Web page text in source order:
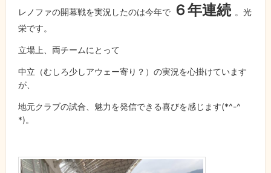
レノファの開幕戦を実況したのは今年で ６年連続 。光
栄です。
立場上、両チームにとって
中立（むしろ少しアウェー寄り？）の実況を心掛けています
が、
地元クラブの試合、魅力を発信できる喜びを感じます(*^-^
*)。